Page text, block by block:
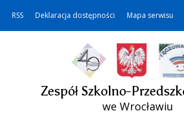
RSS Deklaracja dostępności Mapa serwisu
Zespół Szkolno-
we Wrocławiu